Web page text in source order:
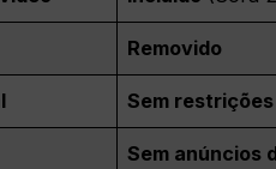
Removido
Sem restrições
Sem anúncios